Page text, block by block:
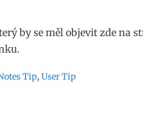
by se měl objevit zde na
Tip, User Tip